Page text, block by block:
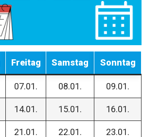
Freitag Samstag Sonntag
07.01. 08.01. 09.01.
14.01. 15.01. 16.01.
21.01. 22.01. 23.01.